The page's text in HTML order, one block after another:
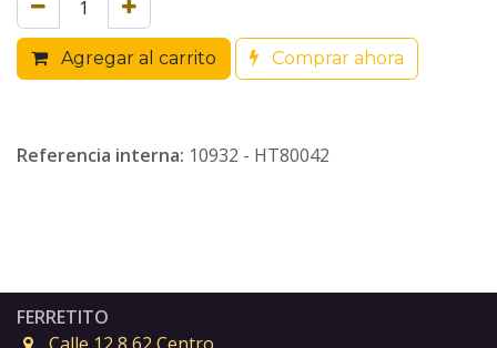
Agregar al carrito Comprar ahora
Referencia interna: 10932 - HT80042
FERRETITO